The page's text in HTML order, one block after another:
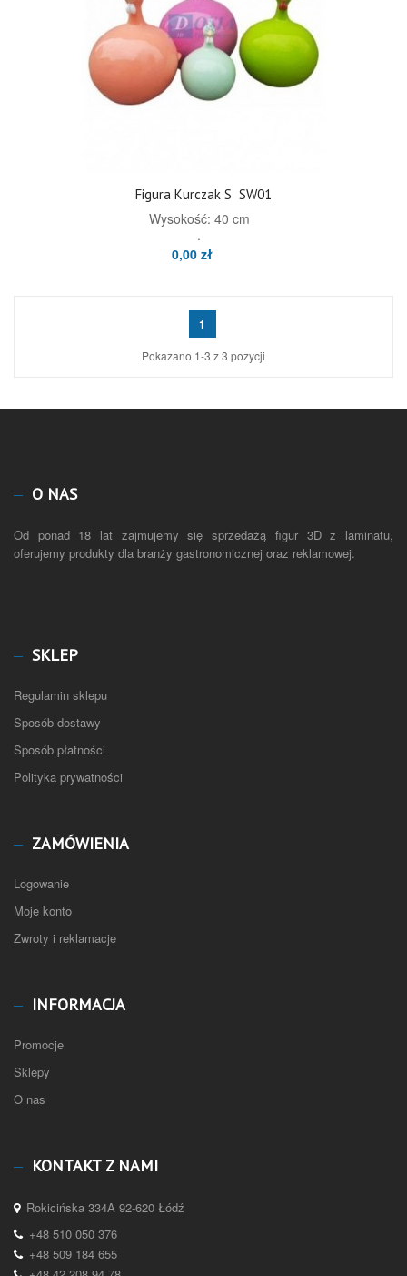
Figura Kurczak S SW01
Wysokość: 40 cm
.
0,00 zł
1
Pokazano 1-3 z 3 pozycji
O NAS
Od ponad 18 lat zajmujemy się sprzedażą figur 3D z laminatu,
oferujemy produkty dla branży gastronomicznej oraz reklamowej.
SKLEP
Regulamin sklepu
Sposób dostawy
Sposób płatności
Polityka prywatności
ZAMÓWIENIA
Logowanie
Moje konto
Zwroty i reklamacje
INFORMACJA
Promocje
Sklepy
O nas
KONTAKT Z NAMI
Rokicińska 334A 92-620 Łódź
+48 510 050 376
+48 509 184 655